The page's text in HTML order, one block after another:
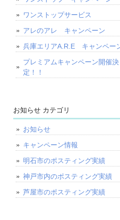
ワンストップサービス
アレのアレ キャンペーン
兵庫エリアA.R.E キャンペー
プレミアムキャンペーン開催決
定！！
お知らせ カテゴリ
お知らせ
キャンペーン情報
明石市のポスティング実績
神戸市内のポスティング実績
芦屋市のポスティング実績